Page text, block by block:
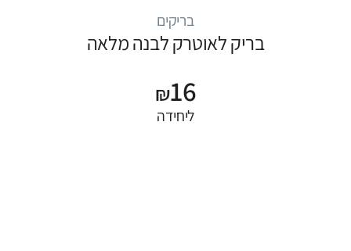
בריקים
בריק לאוטרק לבנה מלאה
₪16
ליחידה